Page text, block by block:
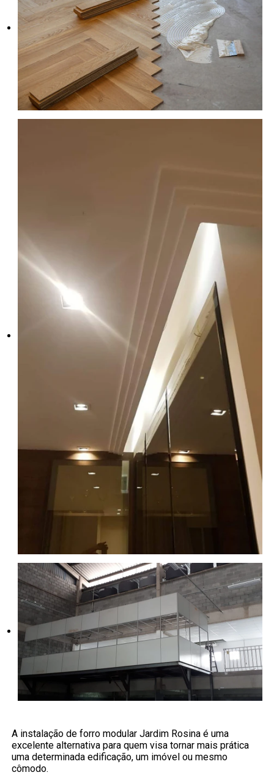
A instalação de forro modular Jardim Rosina é uma
excelente alternativa para quem visa tornar mais prática
uma determinada edificação, um imóvel ou mesmo
cômodo.